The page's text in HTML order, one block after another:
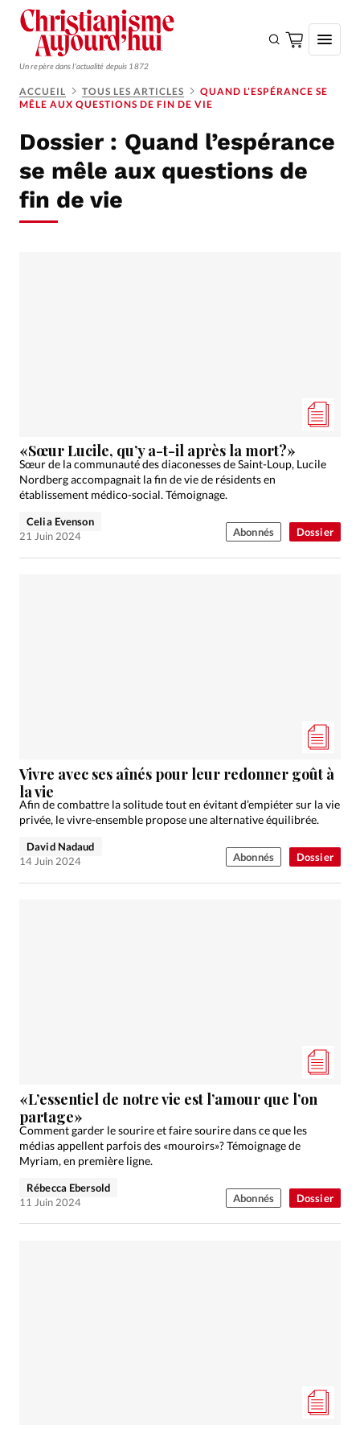
Un repère dans l'actualité depuis 1872
S'ABONNER
Monde
Eglises
Opinions
Actualité internationale
Chronique
Culture
Dossier
Eglises Foi Génération réveil
Société
Trait d'Ixène
Vécu
Vie Intérieure
ACCUEIL TOUS LES ARTICLES
QUAND L’ESPÉRANCE SE
MÊLE AUX QUESTIONS DE FIN DE VIE
Dossier : Quand l’espérance
se mêle aux questions de
fin de vie
Dossier
«Sœur Lucile, qu’y a-t-il après la mort?»
Sœur de la communauté des diaconesses de Saint-Loup, Lucile
Nordberg accompagnait la fin de vie de résidents en
établissement médico-social. Témoignage.
Celia Evenson
21 Juin 2024
Abonnés
Dossier
Vivre avec ses aînés pour leur redonner goût à
la vie
Afin de combattre la solitude tout en évitant d’empiéter sur la vie
privée, le vivre-ensemble propose une alternative équilibrée.
David Nadaud
14 Juin 2024
Abonnés
Dossier
«L’essentiel de notre vie est l’amour que l’on
partage»
Comment garder le sourire et faire sourire dans ce que les
médias appellent parfois des «mouroirs»? Témoignage de
Myriam, en première ligne.
Rébecca Ebersold
11 Juin 2024
Abonnés